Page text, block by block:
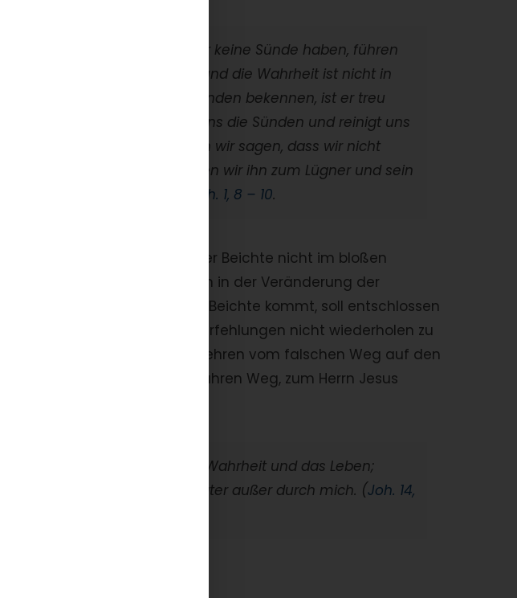
Wenn wir sagen, dass wir keine Sünde haben, führen
wir uns selbst in die Irre und die Wahrheit ist nicht in
Wenn wir unsere Sünden bekennen, ist er treu
und gerecht; er vergibt uns die Sünden und reinigt uns
Wenn wir sagen, dass wir nicht
gesündigt haben, machen wir ihn zum Lügner und sein
1. Joh. 1, 8 – 10.
Gleichzeitig besteht der Sinn der Beichte nicht im bloßen
Bekenntnis der Sünden, sondern in der Veränderung der
Lebensweise. Derjenige, der zur Beichte kommt, soll entschlossen
sein, die gleichen Fehler und Verfehlungen nicht wiederholen zu
wollen. Er soll bereit sein umzukehren vom falschen Weg auf den
Weg Richtung Gott, auf den wahren Weg, zum Herrn Jesus
Ich bin der Weg und die Wahrheit und das Leben;
niemand kommt zum Vater außer durch mich. (Joh. 14,